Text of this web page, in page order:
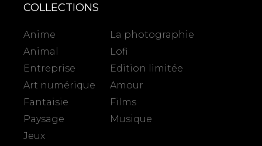
COLLECTIONS
Anime
Animal
Entreprise
Art numérique
Fantaisie
Paysage
Jeux
La photographie
Lofi
Edition limitée
Amour
Films
Musique